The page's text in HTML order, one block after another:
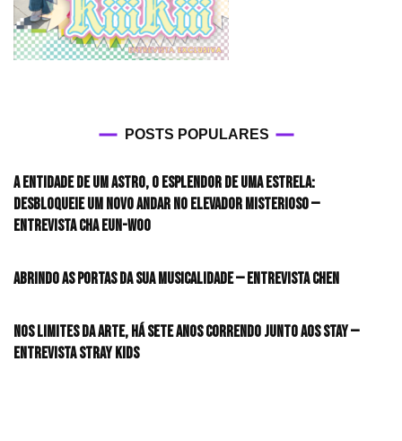
POSTS POPULARES
A entidade de um astro, o esplendor de uma estrela:
desbloqueie um novo andar no elevador misterioso —
Entrevista CHA EUN-WOO
Abrindo as portas da sua musicalidade — Entrevista CHEN
Nos limites da arte, há sete anos correndo junto aos STAY —
Entrevista Stray Kids